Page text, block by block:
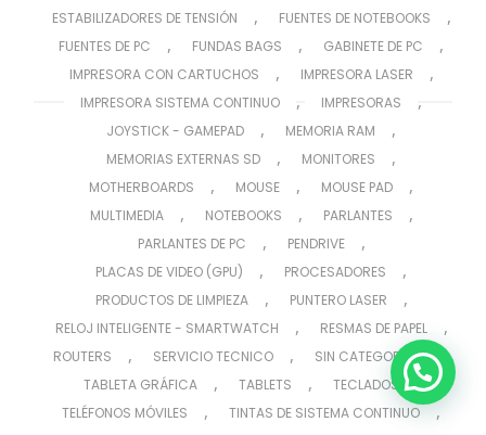
ESTABILIZADORES DE TENSIÓN , FUENTES DE NOTEBOOKS ,
FUENTES DE PC , FUNDAS BAGS , GABINETE DE PC ,
IMPRESORA CON CARTUCHOS , IMPRESORA LASER ,
IMPRESORA SISTEMA CONTINUO , IMPRESORAS ,
JOYSTICK - GAMEPAD , MEMORIA RAM ,
MEMORIAS EXTERNAS SD , MONITORES ,
MOTHERBOARDS , MOUSE , MOUSE PAD ,
MULTIMEDIA , NOTEBOOKS , PARLANTES ,
PARLANTES DE PC , PENDRIVE ,
PLACAS DE VIDEO (GPU) , PROCESADORES ,
PRODUCTOS DE LIMPIEZA , PUNTERO LASER ,
RELOJ INTELIGENTE - SMARTWATCH , RESMAS DE PAPEL ,
ROUTERS , SERVICIO TECNICO , SIN CATEGORIZAR ,
TABLETA GRÁFICA , TABLETS , TECLADOS ,
TELÉFONOS MÓVILES , TINTAS DE SISTEMA CONTINUO ,